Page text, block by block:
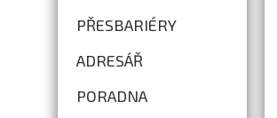
PŘESBARIÉRY
ADRESÁŘ
PORADNA